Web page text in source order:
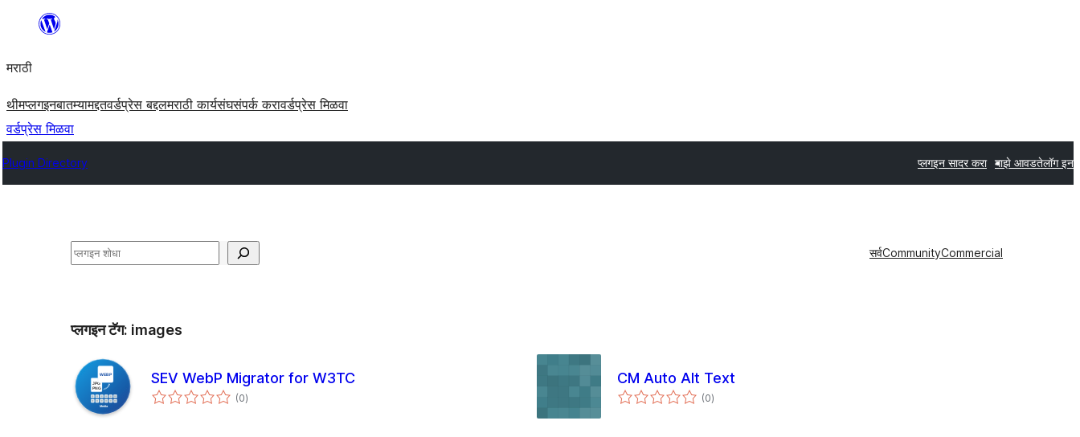
सामुग्रीवर
मराठी
थीमप्लगइनबातम्यामद्दतवर्डप्रेस बद्दलमराठी कार्यसंघसंपर्क करावर्डप्रेस मिळवा
वर्डप्रेस मिळवा
Plugin Directory प्लगइन सादर करा माझे आवडतेलॉग इन
शोधा सर्वCommunityCommercial
प्लगइन टॅग: images
SEV WebP Migrator for W3TC
(0एकूण
मूल्यांकन
)
CM Auto Alt Text
(0एकूण
मूल्यांकन
)